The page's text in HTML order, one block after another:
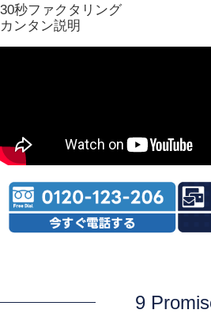
30秒ファクタリング
カンタン説明
9